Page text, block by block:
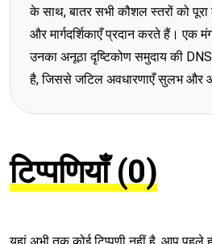
के साथ, बातर सभी कौशल स्तरों को
और मार्गदर्शिकाएँ प्रदान करते हैं। एक
उनका अनूठा दृष्टिकोण समुदाय की
है, जिससे जटिल अवधारणाएँ सुलभ और
टिप्पणियाँ (0)